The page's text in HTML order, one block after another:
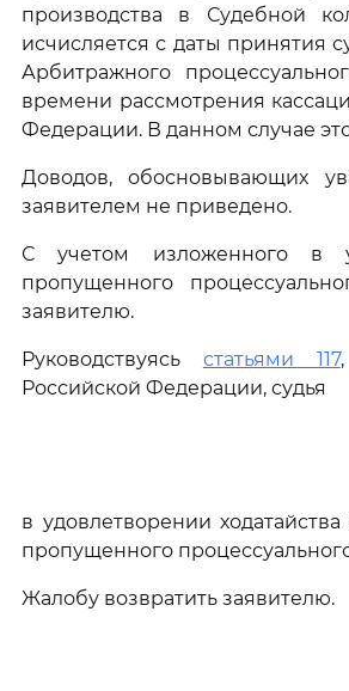
производства в Судебной
исчисляется с даты принятия
Арбитражного
времени рассмотрения
Федерации. В данном случае
Доводов, обосновывающих
заявителем не приведено.
С учетом изложенного в
пропущенного
заявителю.
Руководствуясь статьями 117
Российской Федерации, судья
в удовлетворении
пропущенного процессуального
Жалобу возвратить заявителю.